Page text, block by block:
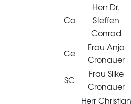
Co
Herr Dr.
Steffen
Conrad
Ce
Frau Anja
Cronauer
SC
Frau Silke
Cronauer
Herr Christian